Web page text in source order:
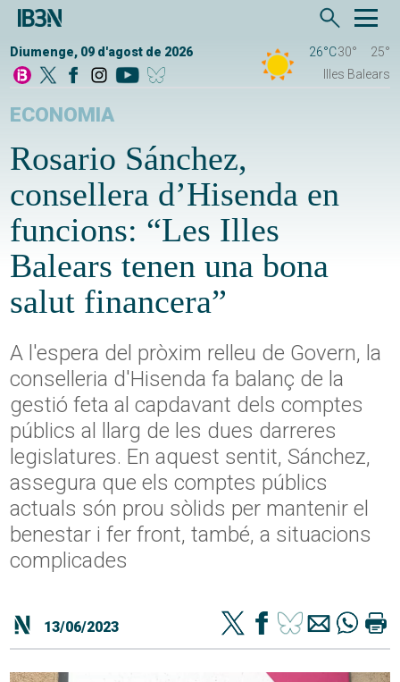
Diumenge, 09 d'agost de 2026 26°C30°
25°
Illes Balears
ECONOMIA
Rosario Sánchez,
consellera d’Hisenda en
funcions: “Les Illes
Balears tenen una bona
salut financera”
A l'espera del pròxim relleu de Govern, la
conselleria d'Hisenda fa balanç de la
gestió feta al capdavant dels comptes
públics al llarg de les dues darreres
legislatures. En aquest sentit, Sánchez,
assegura que els comptes públics
actuals són prou sòlids per mantenir el
benestar i fer front, també, a situacions
complicades
13/06/2023